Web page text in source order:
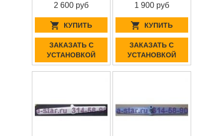
2 600 руб
КУПИТЬ
ЗАКАЗАТЬ С
УСТАНОВКОЙ
1 900 руб
КУПИТЬ
ЗАКАЗАТЬ С
УСТАНОВКОЙ